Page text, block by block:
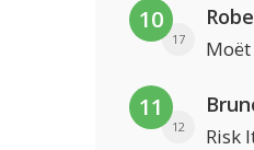
10
17
11
12 Risk